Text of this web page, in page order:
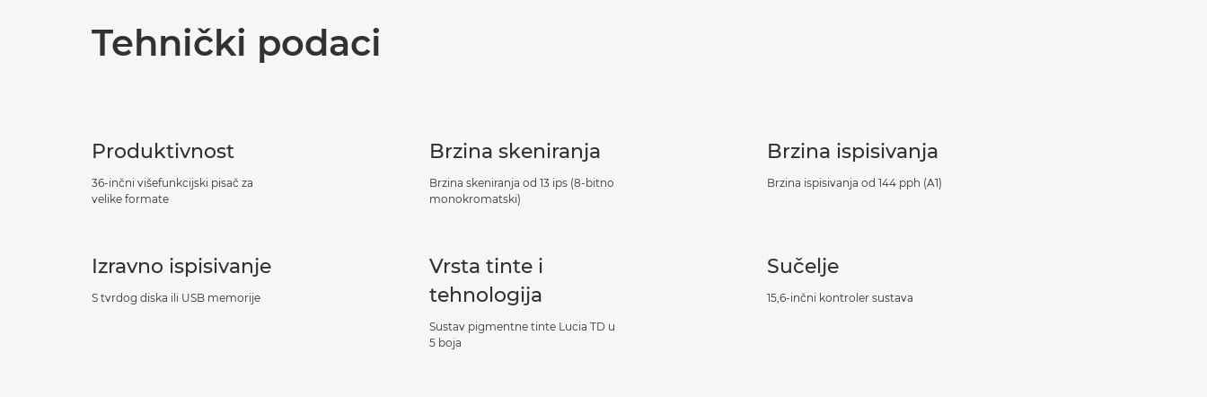
Tehnički podaci
Produktivnost
36-inčni višefunkcijski pisač za
velike formate
Brzina skeniranja
Brzina skeniranja od 13 ips (8-bitno
monokromatski)
Brzina ispisivanja
Brzina ispisivanja od 144 pph (A1)
Izravno ispisivanje
S tvrdog diska ili USB memorije
Vrsta tinte i
tehnologija
Sustav pigmentne tinte Lucia TD u
5 boja
Sučelje
15,6-inčni kontroler sustava